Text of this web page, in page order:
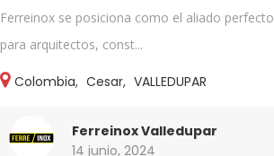
Ferreinox se posiciona como el aliado perfecto
para arquitectos, const...
Colombia, Cesar, VALLEDUPAR
Ferreinox Valledupar
14 junio, 2024